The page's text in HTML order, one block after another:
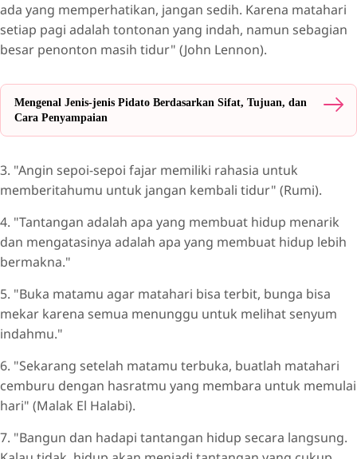
ada yang memperhatikan, jangan sedih. Karena matahari
setiap pagi adalah tontonan yang indah, namun sebagian
besar penonton masih tidur" (John Lennon).
Mengenal Jenis-jenis Pidato Berdasarkan Sifat, Tujuan, dan
Cara Penyampaian
3. "Angin sepoi-sepoi fajar memiliki rahasia untuk
memberitahumu untuk jangan kembali tidur" (Rumi).
4. "Tantangan adalah apa yang membuat hidup menarik
dan mengatasinya adalah apa yang membuat hidup lebih
bermakna."
5. "Buka matamu agar matahari bisa terbit, bunga bisa
mekar karena semua menunggu untuk melihat senyum
indahmu."
6. "Sekarang setelah matamu terbuka, buatlah matahari
cemburu dengan hasratmu yang membara untuk memulai
hari" (Malak El Halabi).
7. "Bangun dan hadapi tantangan hidup secara langsung.